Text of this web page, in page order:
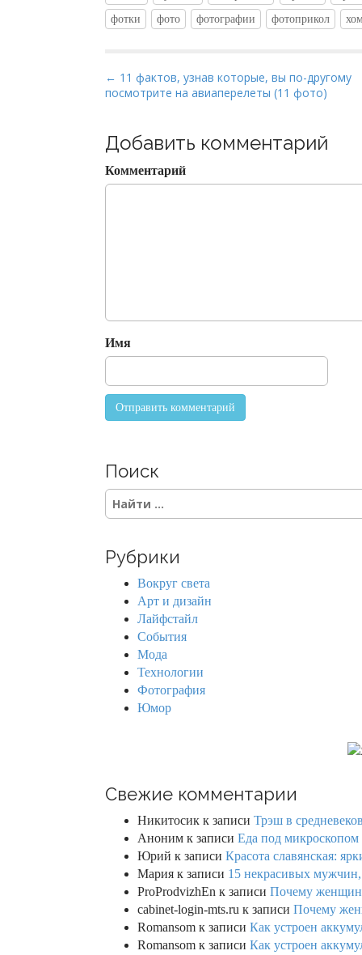
фотки
фото фотографии фотоприкол
P
o
t
n
a
n
← 11 фактов, узнав которые, вы по-другому
посмотрите на авиаперелеты (11 фото)
Добавить комментарий
Комментарий
Имя
Поиск
S
e
c
Рубрики
Вокруг света
Арт и дизайн
Лайфстайл
События
Мода
Технологии
Фотография
Юмор
Свежие комментарии
Никитосик к записи Трэш в
Аноним к записи Еда под микроскопом
Юрий к записи Красота славянская:
Мария к записи 15 некрасивых
ProProdvizhEn к записи Почему
cabinet-login-mts.ru к записи Почему
Romansom к записи Как устроен
Romansom к записи Как устроен